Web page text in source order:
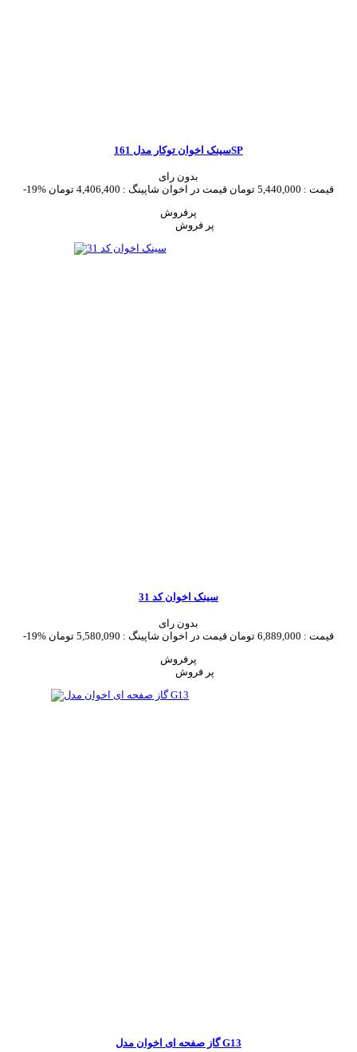
سینک اخوان توکار مدل 161SP
بدون رای
-19%
قیمت : 5,440,000 تومان قیمت در اخوان شاپینگ : 4,406,400 تومان
پرفروش
سینک اخوان کد 31
بدون رای
-19%
قیمت : 6,889,000 تومان قیمت در اخوان شاپینگ : 5,580,090 تومان
پرفروش
گاز صفحه ای اخوان مدل G13